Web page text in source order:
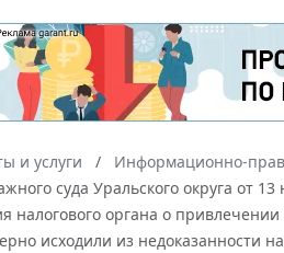
и услуги Информационно-
суда Уральского округа от
налогового органа о привлечении
исходили из недоказанности